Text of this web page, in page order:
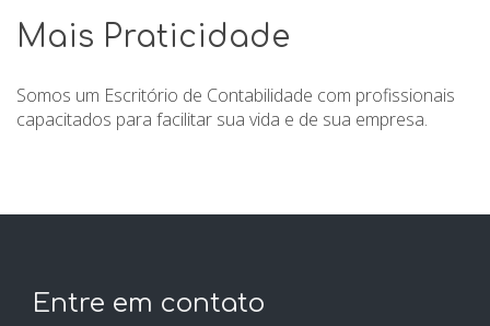
Mais Praticidade
Somos um Escritório de Contabilidade com profissionais
capacitados para facilitar sua vida e de sua empresa.
Entre em contato